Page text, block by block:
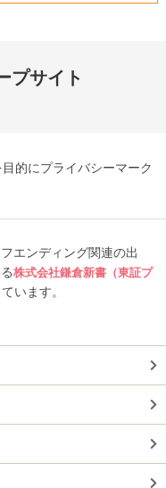
プサイト
的にプライバシーマーク
エンディング関連の出
株式会社鎌倉新書（東証プ
います。